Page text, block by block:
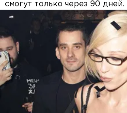
смогут только через 90 дней.